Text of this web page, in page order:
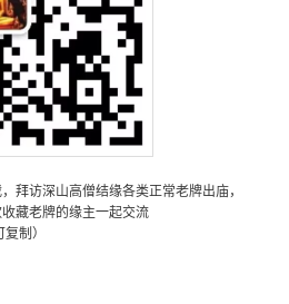
拜访深山高僧结缘各类正常老牌出庙，
藏老牌的缘主一起交流
制）